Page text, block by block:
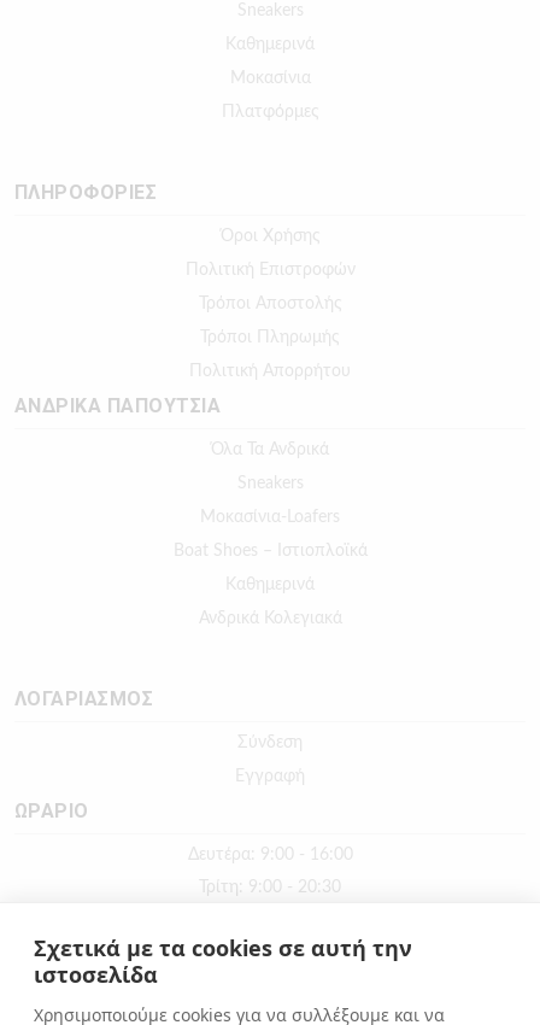
Sneakers
Καθημερινά
Μοκασίνια
Πλατφόρμες
ΠΛΗΡΟΦΟΡΙΕΣ
Όροι Χρήσης
Πολιτική Επιστροφών
Τρόποι Αποστολής
Τρόποι Πληρωμής
Πολιτική Απορρήτου
ΑΝΔΡΙΚΑ ΠΑΠΟΥΤΣΙΑ
Όλα Τα Ανδρικά
Sneakers
Μοκασίνια-Loafers
Boat Shoes – Ιστιοπλοϊκά
Καθημερινά
Ανδρικά Κολεγιακά
ΛΟΓΑΡΙΑΣΜΟΣ
Σύνδεση
Εγγραφή
ΩΡΑΡΙΟ
Δευτέρα: 9:00 - 16:00
Τρίτη: 9:00 - 20:30
Πέμπτη: 9:00 - 20:30
Σάββατο: 9:00 - 16:00
Σχετικά με τα cookies σε αυτή την
ιστοσελίδα
Χρησιμοποιούμε cookies για να συλλέξουμε και να